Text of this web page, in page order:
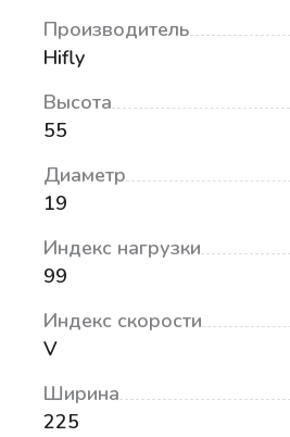
Производитель
Hifly
Высота
55
Диаметр
19
Индекс нагрузки
99
Индекс скорости
V
Ширина
225